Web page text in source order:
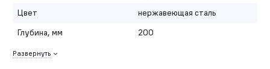
Цвет
нержавеющая сталь
Глубина, мм
200
Развернуть